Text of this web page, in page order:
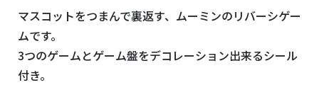
マスコットをつまんで裏返す、ムーミンのリバーシゲー
ムです。
3つのゲームとゲーム盤をデコレーション出来るシール
付き。